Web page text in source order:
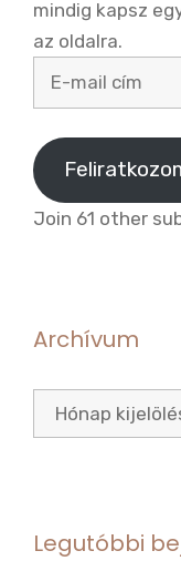
mindig kapsz
az oldalra.
mail
cím
Join 61 other
Archívum
Archívum
Legutóbbi